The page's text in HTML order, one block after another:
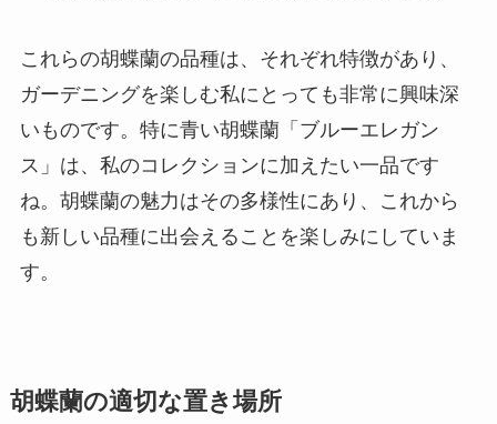
これらの胡蝶蘭の品種は、それぞれ特徴があり、
ガーデニングを楽しむ私にとっても非常に興味深
いものです。特に青い胡蝶蘭「ブルーエレガン
ス」は、私のコレクションに加えたい一品です
ね。胡蝶蘭の魅力はその多様性にあり、これから
も新しい品種に出会えることを楽しみにしていま
す。
胡蝶蘭の適切な置き場所